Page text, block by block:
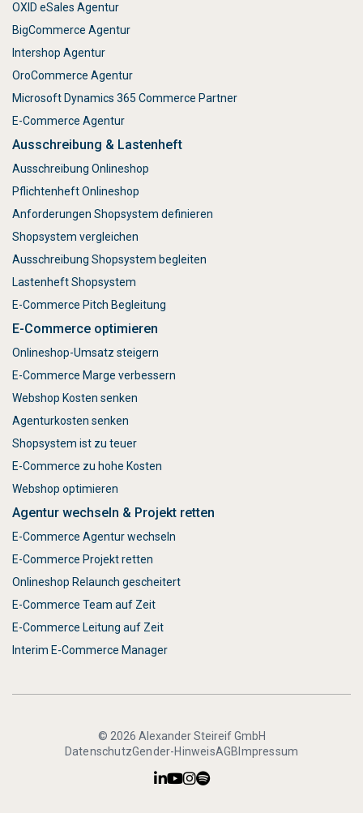
OXID eSales Agentur
BigCommerce Agentur
Intershop Agentur
OroCommerce Agentur
Microsoft Dynamics 365 Commerce Partner
E-Commerce Agentur
Ausschreibung & Lastenheft
Ausschreibung Onlineshop
Pflichtenheft Onlineshop
Anforderungen Shopsystem definieren
Shopsystem vergleichen
Ausschreibung Shopsystem begleiten
Lastenheft Shopsystem
E-Commerce Pitch Begleitung
E-Commerce optimieren
Onlineshop-Umsatz steigern
E-Commerce Marge verbessern
Webshop Kosten senken
Agenturkosten senken
Shopsystem ist zu teuer
E-Commerce zu hohe Kosten
Webshop optimieren
Agentur wechseln & Projekt retten
E-Commerce Agentur wechseln
E-Commerce Projekt retten
Onlineshop Relaunch gescheitert
E-Commerce Team auf Zeit
E-Commerce Leitung auf Zeit
Interim E-Commerce Manager
© 2026 Alexander Steireif GmbH
DatenschutzGender-HinweisAGB Impressum
